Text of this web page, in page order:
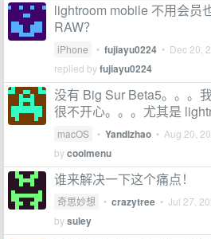
lightroom mobile 不用会员
RAW？
iPhone • fujiayu0224 • Dec 20,
replied byfujiayu0224
没有 Big Sur Beta5。。。
很不开心。。。尤其是
macOS • Yandizhao • Aug 20,
bycoolmenu
谁来解决一下这个痛点！
奇思妙想 • crazytree • Jul 27,
bysuley